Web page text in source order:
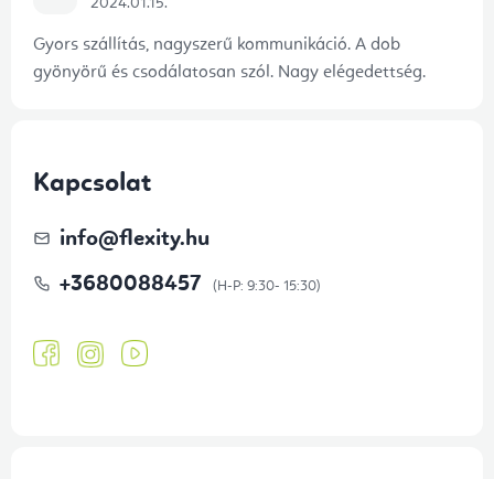
2024.01.15.
Gyors szállítás, nagyszerű kommunikáció. A dob
gyönyörű és csodálatosan szól. Nagy elégedettség.
Kapcsolat
info@flexity.hu
+3680088457